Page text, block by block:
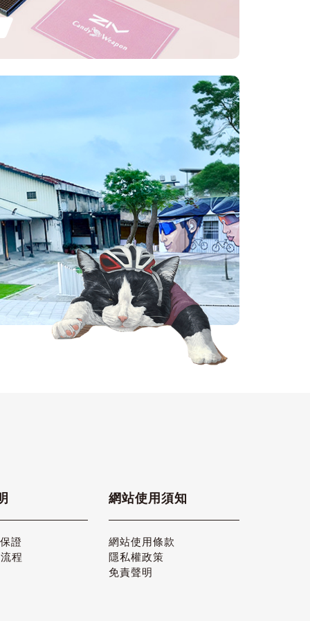
證
程
網站使用須知
網站使用條款
隱私權政策
免責聲明